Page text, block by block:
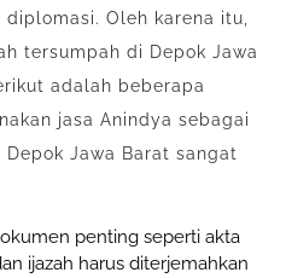
Oleh karena itu,
tersumpah di Depok Jawa
adalah beberapa
jasa Anindya sebagai
Jawa Barat sangat
penting seperti akta
ijazah harus diterjemahkan